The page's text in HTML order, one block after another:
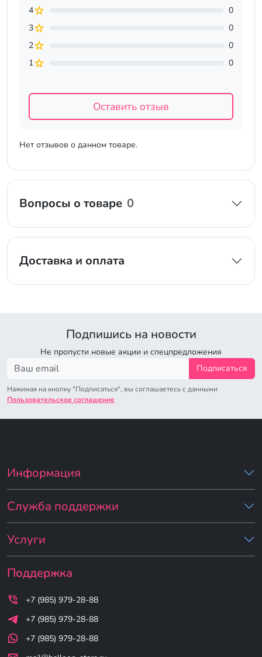
Нет отзывов о данном товаре.
4
0
3
0
2
0
1
0
Оставить отзыв
Вопросы о товаре 0
Доставка и оплата
Подпишись на новости
Не пропусти новые акции и спецпредложения
Подписаться
Нажимая на кнопку "Подписаться", вы соглашаетесь с данными
Пользовательское соглашение
Информация
Служба поддержки
Услуги
Поддержка
+7 (985) 979-28-88
+7 (985) 979-28-88
+7 (985) 979-28-88